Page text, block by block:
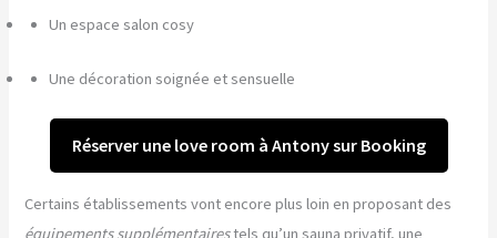
Un espace salon cosy
Une décoration soignée et sensuelle
Réserver une love room à Antony sur Booking
Certains établissements vont encore plus loin en proposant des
équipements supplémentairestels qu’un sauna privatif, une